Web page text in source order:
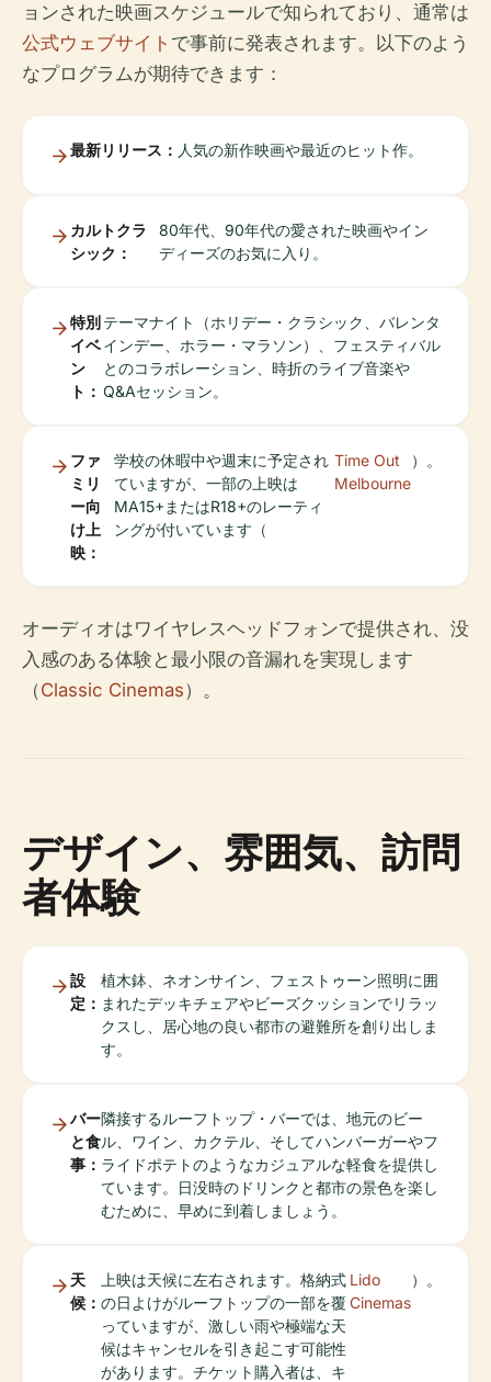
ョンされた映画スケジュールで知られており、通常は
公式ウェブサイト で事前に発表されます。以下のよう
なプログラムが期待できます：
最新リリース： 人気の新作映画や最近のヒット作。
カルトクラ
シック：
80年代、90年代の愛された映画やイン
ディーズのお気に入り。
特別
イベ
ン
ト：
テーマナイト（ホリデー・クラシック、バレンタ
インデー、ホラー・マラソン）、フェスティバル
とのコラボレーション、時折のライブ音楽や
Q&Aセッション。
ファ
ミリ
ー向
け上
映：
学校の休暇中や週末に予定され
ていますが、一部の上映は
MA15+またはR18+のレーティ
ングが付いています（
Time Out
Melbourne
）。
オーディオはワイヤレスヘッドフォンで提供され、没
入感のある体験と最小限の音漏れを実現します
（Classic Cinemas）。
デザイン、雰囲気、訪問
者体験
設
定：
植木鉢、ネオンサイン、フェストゥーン照明に囲
まれたデッキチェアやビーズクッションでリラッ
クスし、居心地の良い都市の避難所を創り出しま
す。
バー
と食
事：
隣接するルーフトップ・バーでは、地元のビー
ル、ワイン、カクテル、そしてハンバーガーやフ
ライドポテトのようなカジュアルな軽食を提供し
ています。日没時のドリンクと都市の景色を楽し
むために、早めに到着しましょう。
天
候：
上映は天候に左右されます。格納式
の日よけがルーフトップの一部を覆
っていますが、激しい雨や極端な天
候はキャンセルを引き起こす可能性
があります。チケット購入者は、キ
Lido
Cinemas
）。